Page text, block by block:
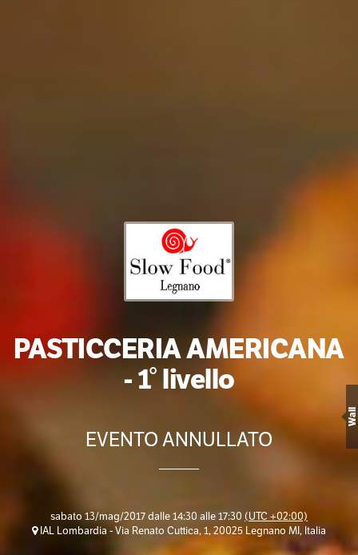
PASTICCERIA AMERICANA
- 1° livello
EVENTO ANNULLATO
sabato 13/mag/2017 dalle 14:30 alle 17:30 (UTC +02:00)
IAL Lombardia - Via Renato Cuttica, 1, 20025 Legnano MI, Italia
Wall